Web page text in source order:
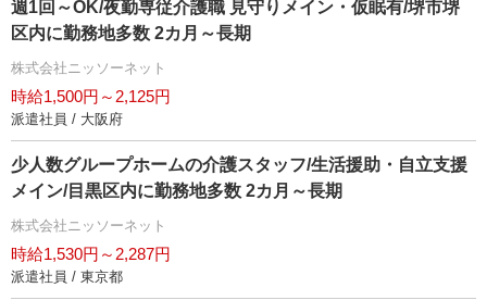
週1回～OK/夜勤専従介護職 見守りメイン・仮眠有/堺市堺
区内に勤務地多数 2カ月～長期
株式会社ニッソーネット
時給1,500円～2,125円
派遣社員 / 大阪府
少人数グループホームの介護スタッフ/生活援助・自立支援
メイン/目黒区内に勤務地多数 2カ月～長期
株式会社ニッソーネット
時給1,530円～2,287円
派遣社員 / 東京都